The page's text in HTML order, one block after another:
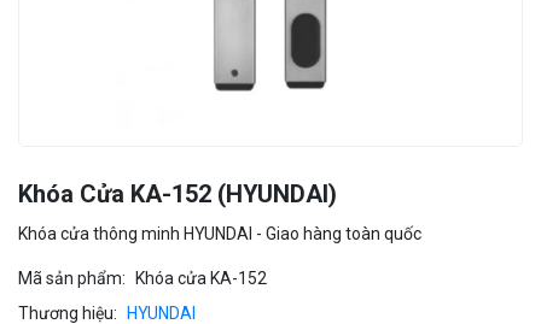
Khóa Cửa KA-152 (HYUNDAI)
Khóa cửa thông minh HYUNDAI - Giao hàng toàn quốc
Mã sản phẩm:
Khóa cửa KA-152
Thương hiệu:
HYUNDAI